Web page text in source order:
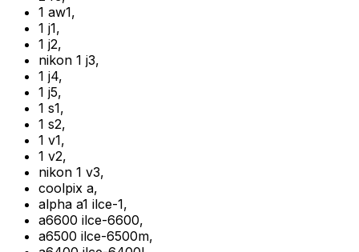
1 aw1,
1 j1,
1 j2,
nikon 1 j3,
1 j4,
1 j5,
1 s1,
1 s2,
1 v1,
1 v2,
nikon 1 v3,
coolpix a,
alpha a1 ilce-1,
a6600 ilce-6600,
a6500 ilce-6500m,